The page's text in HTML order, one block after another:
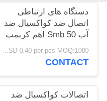
نقشه
سایت
PRIVACY
POLICY
دستگاه های ارتباطی
اتصال ضد کواکسیال ضد
آب Smb 50 اهم کریمپ
برای کابل
USD 0.40 per pcs MOQ:1000 عدد
CONTACT
اتصالات کواکسیال ضد